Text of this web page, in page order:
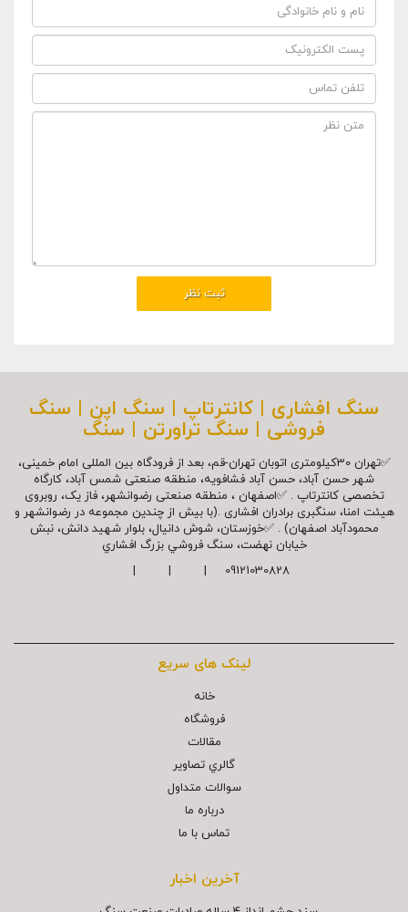
سنگ افشاری | کانترتاپ | سنگ اپن | سنگ
فروشی | سنگ تراورتن | سنگ
✅تهران 30کیلومتری اتوبان تهران-قم، بعد از فرودگاه بین المللی امام خمینی،
شهر حسن آباد، حسن آباد فشافویه، منطقه صنعتی شمس آباد، کارگاه
تخصصی کانترتاپ . ✅اصفهان ، منطقه صنعتی رضوانشهر، فاز یک، روبروی
هیئت امنا، سنگبری برادران افشاری .(با بیش از چندین مجموعه در رضوانشهر و
محمودآباد اصفهان) . ✅خوزستان، شوش دانیال، بلوار شهيد دانش، نبش
خیابان نهضت، سنگ فروشي بزرگ افشاري
09121030828 | | |
لینک های سریع
خانه
فروشگاه
مقالات
گالري تصاوير
سوالات متداول
درباره ما
تماس با ما
آخرین اخبار